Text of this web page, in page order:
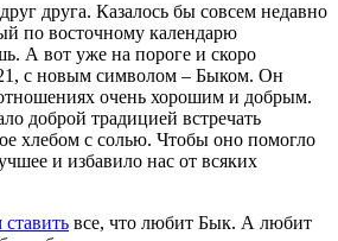
друга. Казалось бы совсем недавно
по восточному календарю
А вот уже на пороге и скоро
с новым символом – Быком. Он
очень хорошим и добрым.
доброй традицией встречать
хлебом с солью. Чтобы оно помогло
и избавило нас от всяких
ставить все, что любит Бык. А любит